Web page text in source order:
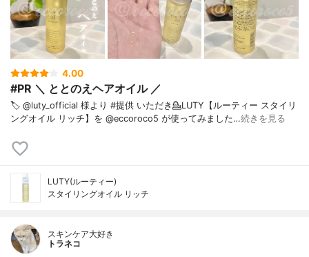
4.00
#PR ＼ ととのえヘアオイル ／
🏷️ @luty_official 様より #提供 いただき⁡💁LUTY【ルーティー スタイリ
ングオイル リッチ】を @eccoroco5 が使ってみました⁡⁡…続きを見る
LUTY(ルーティー)
スタイリングオイル リッチ
スキンケア大好き
トラネコ